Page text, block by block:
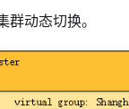
动态切换。